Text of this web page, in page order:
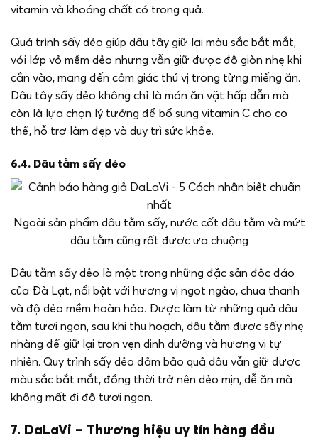
vitamin và khoáng chất có trong quả.
Quá trình sấy dẻo giúp dâu tây giữ lại màu sắc bắt mắt,
với lớp vỏ mềm dẻo nhưng vẫn giữ được độ giòn nhẹ khi
cắn vào, mang đến cảm giác thú vị trong từng miếng ăn.
Dâu tây sấy dẻo không chỉ là món ăn vặt hấp dẫn mà
còn là lựa chọn lý tưởng để bổ sung vitamin C cho cơ
thể, hỗ trợ làm đẹp và duy trì sức khỏe.
6.4. Dâu tằm sấy dẻo
Ngoài sản phẩm dâu tằm sấy, nước cốt dâu tằm và mứt
dâu tằm cũng rất được ưa chuộng
Dâu tằm sấy dẻo là một trong những đặc sản độc đáo
của Đà Lạt, nổi bật với hương vị ngọt ngào, chua thanh
và độ dẻo mềm hoàn hảo. Được làm từ những quả dâu
tằm tươi ngon, sau khi thu hoạch, dâu tằm được sấy nhẹ
nhàng để giữ lại trọn vẹn dinh dưỡng và hương vị tự
nhiên. Quy trình sấy dẻo đảm bảo quả dâu vẫn giữ được
màu sắc bắt mắt, đồng thời trở nên dẻo mịn, dễ ăn mà
không mất đi độ tươi ngon.
7. DaLaVi – Thương hiệu uy tín hàng đầu